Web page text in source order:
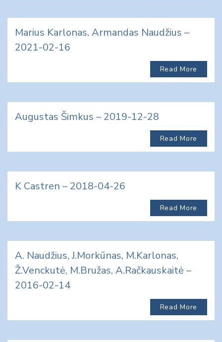
Marius Karlonas, Armandas Naudžius –
2021-02-16
Read More
Augustas Šimkus – 2019-12-28
Read More
K Castren – 2018-04-26
Read More
A. Naudžius, J.Morkūnas, M.Karlonas,
Ž.Venckutė, M.Bružas, A.Račkauskaitė –
2016-02-14
Read More